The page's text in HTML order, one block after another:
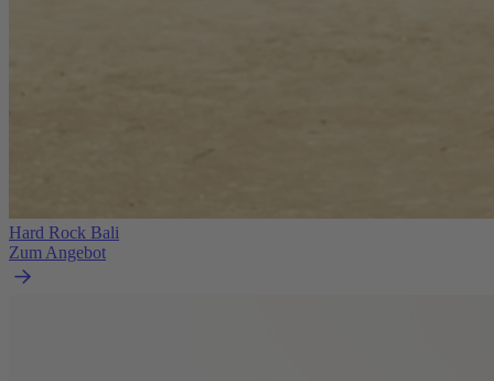
Hard Rock Bali
Zum Angebot